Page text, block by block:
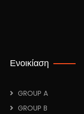
Ενοικίαση
GROUP A
GROUP B